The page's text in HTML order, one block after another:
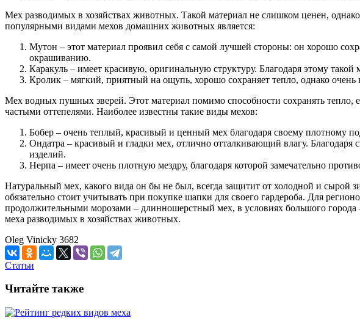
Мех разводимых в хозяйствах животных. Такой материал не слишком ценен,
популярными видами мехов домашних животных является:
Мутон – этот материал проявил себя с самой лучшей стороны: он хорошо
окрашиванию.
Каракуль – имеет красивую, оригинальную структуру. Благодаря этому
Кролик – мягкий, приятный на ощупь, хорошо сохраняет тепло, однако
Мех водных пушных зверей. Этот материал помимо способности сохранять тепло,
частыми оттепелями. Наиболее известны такие виды мехов:
Бобер – очень теплый, красивый и ценный мех благодаря своему плотному
Ондатра – красивый и гладки мех, отлично отталкивающий влагу.
изделий.
Нерпа – имеет очень плотную мездру, благодаря которой замечательно
Натуральный мех, какого вида он бы не был, всегда защитит от холодной и
обязательно стоит учитывать при покупке шапки для своего гардероба. Для
продолжительными морозами – длинношерстный мех, в условиях большого
меха разводимых в хозяйствах животных.
Oleg Vinicky 3682
Статьи
Читайте также